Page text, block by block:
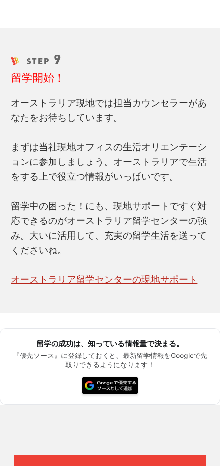
STEP 9
留学開始！
オーストラリア現地では担当カウンセラーがあ
なたをお待ちしています。
まずは当社現地オフィスの生活オリエンテーシ
ョンに参加しましょう。オーストラリアで生活
をする上で役立つ情報がいっぱいです。
留学中の困った！にも、現地サポートですぐ対
応できるのがオーストラリア留学センターの強
み。大いに活用して、充実の留学生活を送って
くださいね。
オーストラリア留学センターの現地サポート
留学の成功は、知っている情報量で決まる。
『優先ソース』に登録しておくと、最新留学情報をGoogleで先
取りできるようになります！